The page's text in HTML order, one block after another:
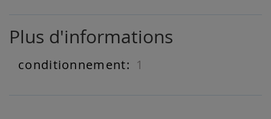
Plus d'informations
Plus
1